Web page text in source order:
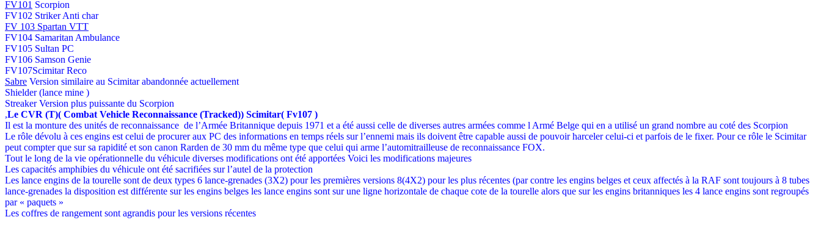
FV101 Scorpion
FV102 Striker Anti char
FV 103 Spartan VTT
FV104 Samaritan Ambulance
FV105 Sultan PC
FV106 Samson Genie
FV107Scimitar Reco
Sabre Version similaire au Scimitar abandonnée actuellement
Shielder (lance mine )
Streaker Version plus puissante du Scorpion
,Le CVR (T)( Combat Vehicle Reconnaissance (Tracked)) Scimitar( Fv107 )
Il est la monture des unités de reconnaissance de l’Armée Britannique depuis 1971 et a été aussi celle de diverses autres armées comme l Armé Belge qui en a utilisé un grand nombre au coté des Scorpion
Le rôle dévolu à ces engins est celui de procurer aux PC des informations en temps réels sur l’ennemi mais ils doivent être capable aussi de pouvoir harceler celui-ci et parfois de le fixer. Pour ce rôle le Scimitar
peut compter que sur sa rapidité et son canon Rarden de 30 mm du même type que celui qui arme l’automitrailleuse de reconnaissance FOX.
Tout le long de la vie opérationnelle du véhicule diverses modifications ont été apportées Voici les modifications majeures
Les capacités amphibies du véhicule ont été sacrifiées sur l’autel de la protection
Les lance engins de la tourelle sont de deux types 6 lance-grenades (3X2) pour les premières versions 8(4X2) pour les plus récentes (par contre les engins belges et ceux affectés à la RAF sont toujours à 8 tubes
lance-grenades la disposition est différente sur les engins belges les lance engins sont sur une ligne horizontale de chaque cote de la tourelle alors que sur les engins britanniques les 4 lance engins sont regroupés
par « paquets »
Les coffres de rangement sont agrandis pour les versions récentes